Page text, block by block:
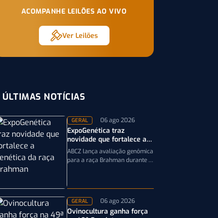
ACOMPANHE LEILÕES AO VIVO
Ver Leilões
ÚLTIMAS NOTÍCIAS
GERAL 06 ago 2026
ExpoGenética traz
novidade que fortalece a
genética da raça Brahman
ABCZ lança avaliação genômica
para a raça Brahman durante a
dos rebanhos
GERAL 06 ago 2026
Ovinocultura ganha força